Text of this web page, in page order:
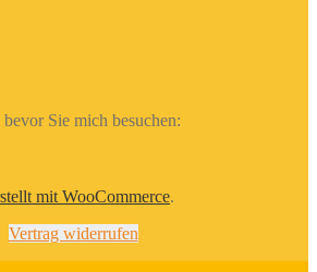
Sie mich besuchen:
mit WooCommerce.
Vertrag widerrufen